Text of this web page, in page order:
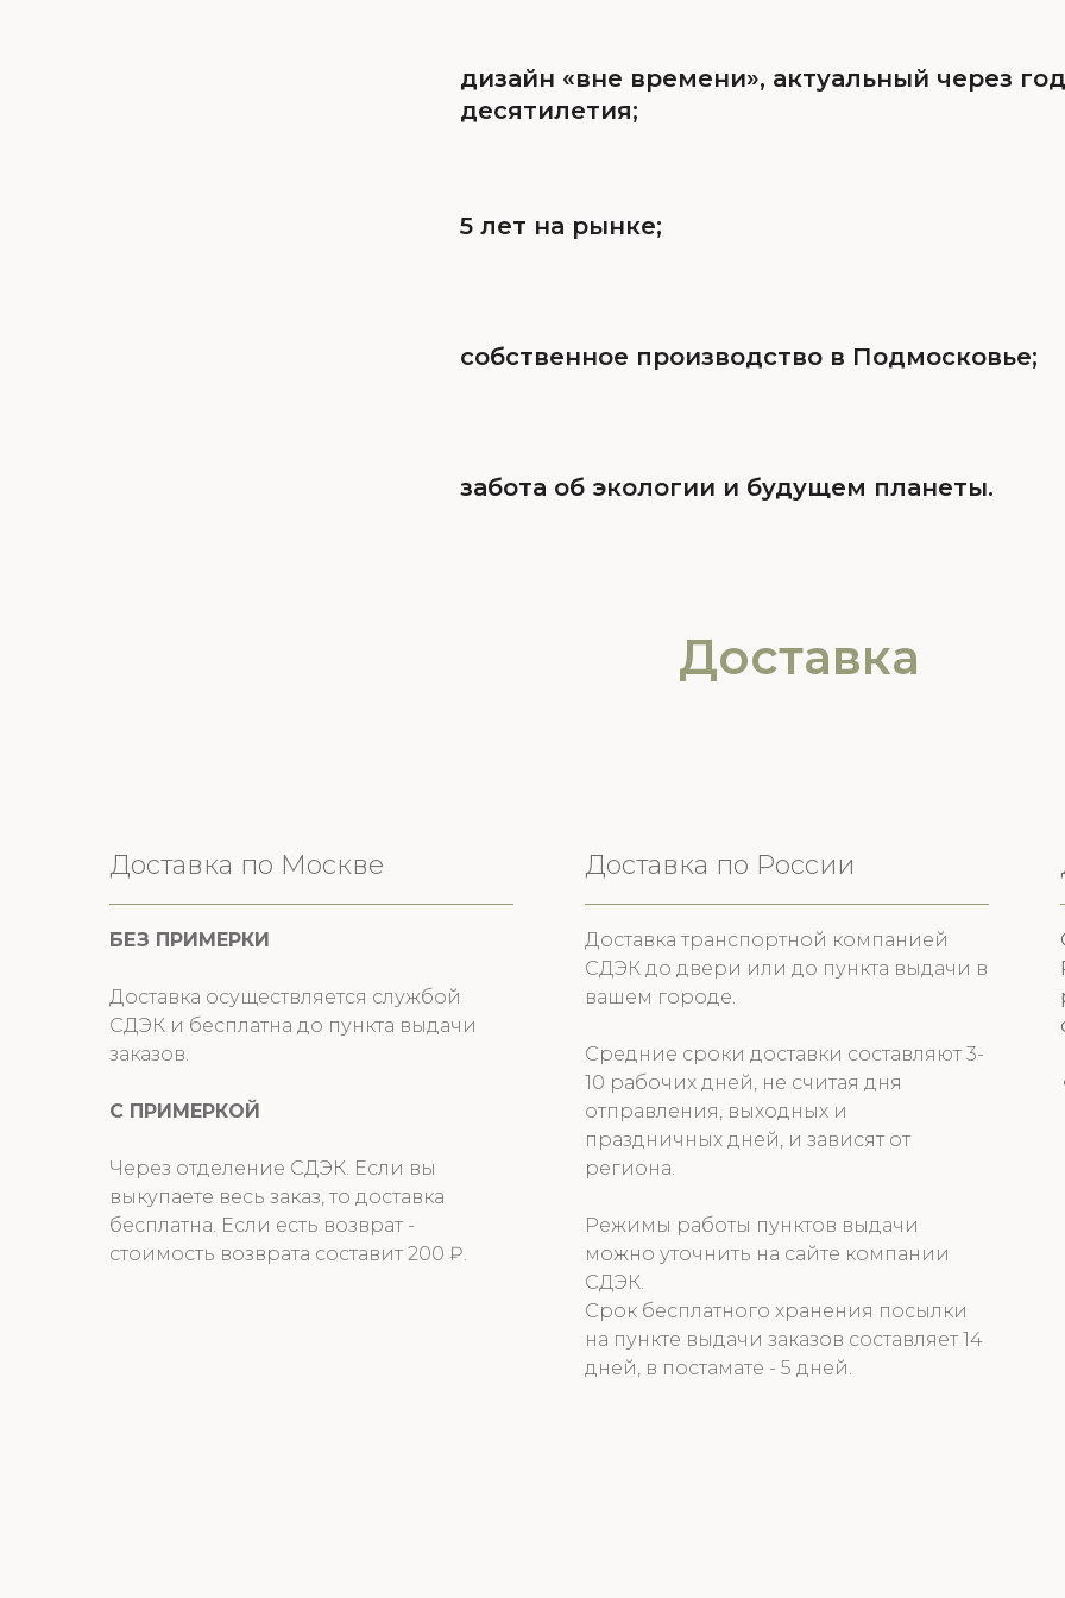
дизайн «вне времени», актуальный через
десятилетия;
5 лет на рынке;
собственное производство в Подмосковье;
забота об экологии и будущем планеты.
Доставка
Доставка по Москве
БЕЗ ПРИМЕРКИ
Доставка осуществляется службой
СДЭК и бесплатна до пункта выдачи
заказов.
С ПРИМЕРКОЙ
Через отделение СДЭК. Если вы
выкупаете весь заказ, то доставка
бесплатна. Если есть возврат -
стоимость возврата составит 200 ₽.
Доставка по России
Доставка транспортной компанией
СДЭК до двери или до пункта выдачи в
вашем городе.
Средние сроки доставки составляют 3-
10 рабочих дней, не считая дня
отправления, выходных и
праздничных дней, и зависят от
региона.
Режимы работы пунктов выдачи
можно уточнить на сайте компании
СДЭК.
Срок бесплатного хранения посылки
на пункте выдачи заказов составляет 14
дней, в постамате - 5 дней.